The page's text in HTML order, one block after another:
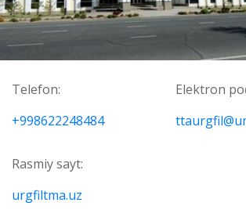
Telefon:
+998622248484
Elektron
Rasmiy sayt:
urgfiltma.uz